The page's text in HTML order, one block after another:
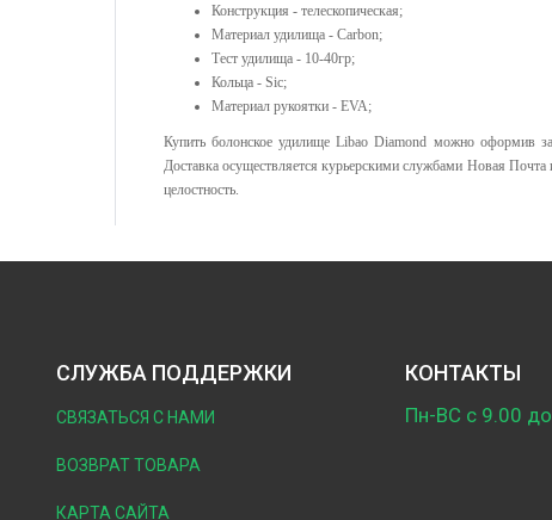
Конструкция - телескопическая;
Материал удилища - Carbon;
Тест удилища - 10-40гр;
Кольца - Sic;
Материал рукоятки - EVA;
Купить болонское удилище Libao Diamond можно оформив
Доставка осуществляется курьерскими службами Новая
целостность.
СЛУЖБА ПОДДЕРЖКИ
СВЯЗАТЬСЯ С НАМИ
ВОЗВРАТ ТОВАРА
КАРТА САЙТА
КОНТАКТЫ
Пн-ВС с 9.00